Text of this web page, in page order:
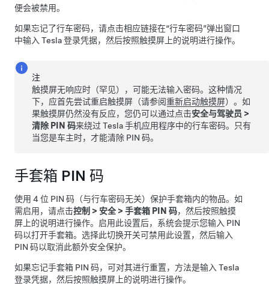
便会被禁用。
如果忘记了行车密码，请点击相应链接在“行车密码”弹出窗口
中输入 Tesla 登录凭据，然后按照触摸屏上的说明进行操作。
注
触摸屏无响应时（罕见），可能无法输入密码。这种情况
下，应首先尝试重启触摸屏（请参阅重新启动触摸屏）。如
果触摸屏仍然没有反应，您仍可以通过点击安全与驾驶员 >
清除 PIN 码来绕过 Tesla 手机应用程序中的行车密码。只有
当您是车主时，才能清除 PIN 码。
手套箱 PIN 码
使用 4 位 PIN 码（与行车密码无关）保护手套箱内的物品。如
需启用，请点击控制 > 安全> 手套箱 PIN 码，然后按照触摸
屏上的说明进行操作。启用此设置后，系统会提示您输入 PIN
码以打开手套箱。选择此切换开关可禁用此设置，然后输入
PIN 码以取消此额外安全保护。
如果忘记手套箱 PIN 码，可对其进行重置，方法是输入 Tesla
登录凭据，然后按照触摸屏上的说明进行操作。